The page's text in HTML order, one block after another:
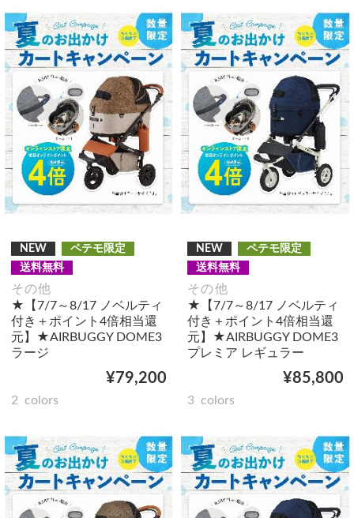
NEW
ペテモ限定
送料無料
その他
★【7/7～8/17 ノベルティ
付き＋ポイント4倍相当還
元】★AIRBUGGY DOME3
ラージ
¥79,200
2 colors
NEW
ペテモ限定
送料無料
その他
★【7/7～8/17 ノベルティ
付き＋ポイント4倍相当還
元】★AIRBUGGY DOME3
プレミア レギュラー
¥85,800
3 colors